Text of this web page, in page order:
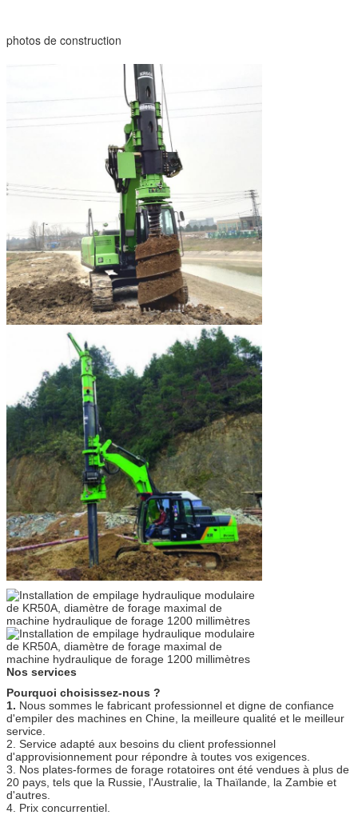
photos de construction
Nos services
Pourquoi choisissez-nous ?
1. Nous sommes le fabricant professionnel et digne de confiance
d'empiler des machines en Chine, la meilleure qualité et le meilleur
service.
2. Service adapté aux besoins du client professionnel
d'approvisionnement pour répondre à toutes vos exigences.
3. Nos plates-formes de forage rotatoires ont été vendues à plus de
20 pays, tels que la Russie, l'Australie, la Thaïlande, la Zambie et
d'autres.
4. Prix concurrentiel.